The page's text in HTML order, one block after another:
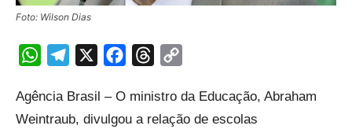
Foto: Wilson Dias
WhatsAppTelegram FacebookThreads
Agência Brasil – O ministro da Educação, Abraham
Weintraub, divulgou a relação de escolas